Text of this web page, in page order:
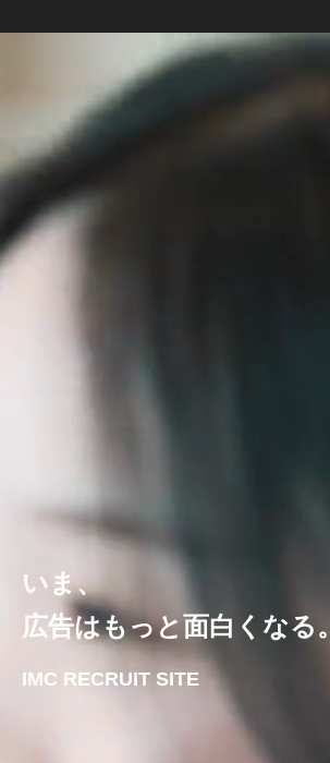
いま、
広告はもっと面白くなる。
IMC RECRUIT SITE